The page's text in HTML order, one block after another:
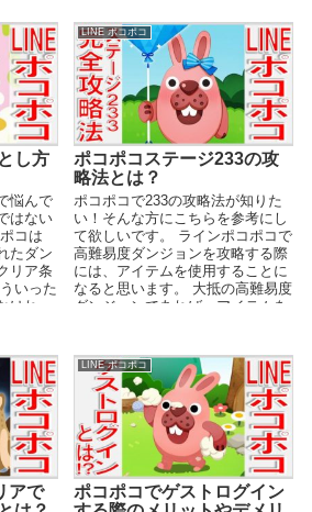
し方
悩んで
はない
コは
たダン
リア条
いった
けれ
LINE ポコポコ
ポコポコステージ233の攻
略法とは？
ポコポコで233の攻略法が知りた
い！そんな方にこちらを参考にし
て欲しいです。 ラインポコポコで
高難易度ダンジョンを攻略する際
には、アイテムを使用することに
なると思います。 大抵の高難易度
ダンジョンであれば、アイテムを
アで
LINE ポコポコ
ポコポコでゲストログイン